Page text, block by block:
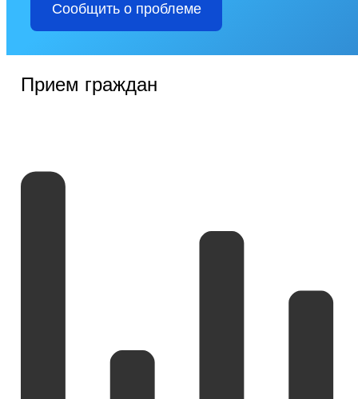
Сообщить о проблеме
Прием граждан